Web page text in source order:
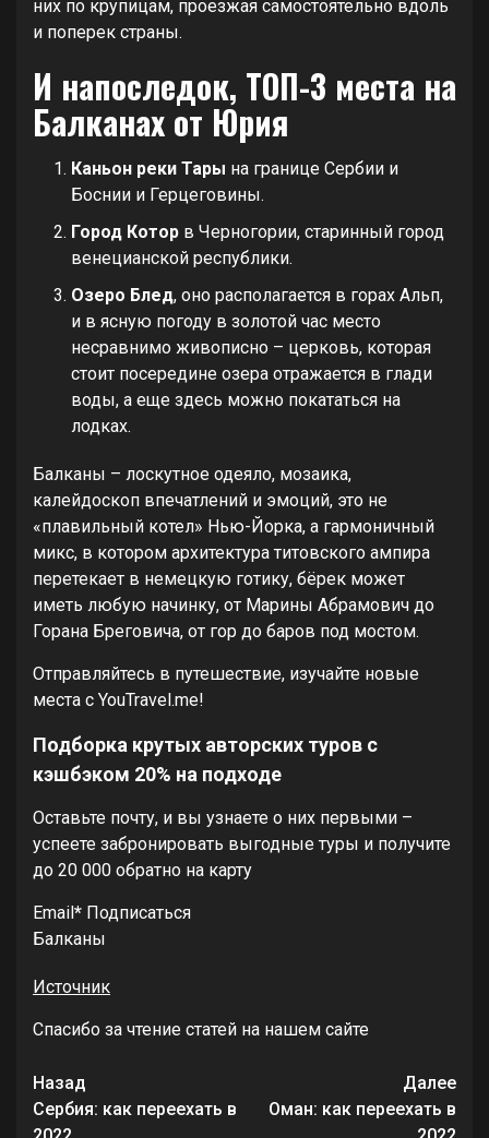
них по крупицам, проезжая самостоятельно вдоль
и поперек страны.
И напоследок, ТОП-3 места на
Балканах от Юрия
Каньон реки Тары на границе Сербии и
Боснии и Герцеговины.
Город Котор в Черногории, старинный город
венецианской республики.
Озеро Блед, оно располагается в горах Альп,
и в ясную погоду в золотой час место
несравнимо живописно – церковь, которая
стоит посередине озера отражается в глади
воды, а еще здесь можно покататься на
лодках.
Балканы – лоскутное одеяло, мозаика,
калейдоскоп впечатлений и эмоций, это не
«плавильный котел» Нью-Йорка, а гармоничный
микс, в котором архитектура титовского ампира
перетекает в немецкую готику, бёрек может
иметь любую начинку, от Марины Абрамович до
Горана Бреговича, от гор до баров под мостом.
Отправляйтесь в путешествие, изучайте новые
места с YouTravel.me!
Подборка крутых авторских туров с
кэшбэком 20% на подходе
Оставьте почту, и вы узнаете о них первыми –
успеете забронировать выгодные туры и получите
до 20 000 обратно на карту
Email* Подписаться
Балканы
Источник
Спасибо за чтение статей на нашем сайте
Продолжить
чтение
Назад
Сербия: как переехать в
Далее
Оман: как переехать в